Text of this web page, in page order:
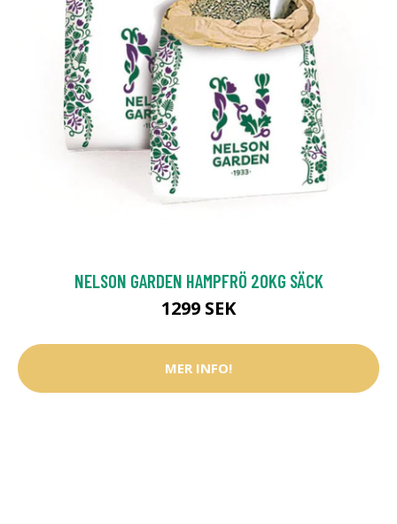
NELSON GARDEN HAMPFRÖ 20KG SÄCK
1299 SEK
MER INFO!